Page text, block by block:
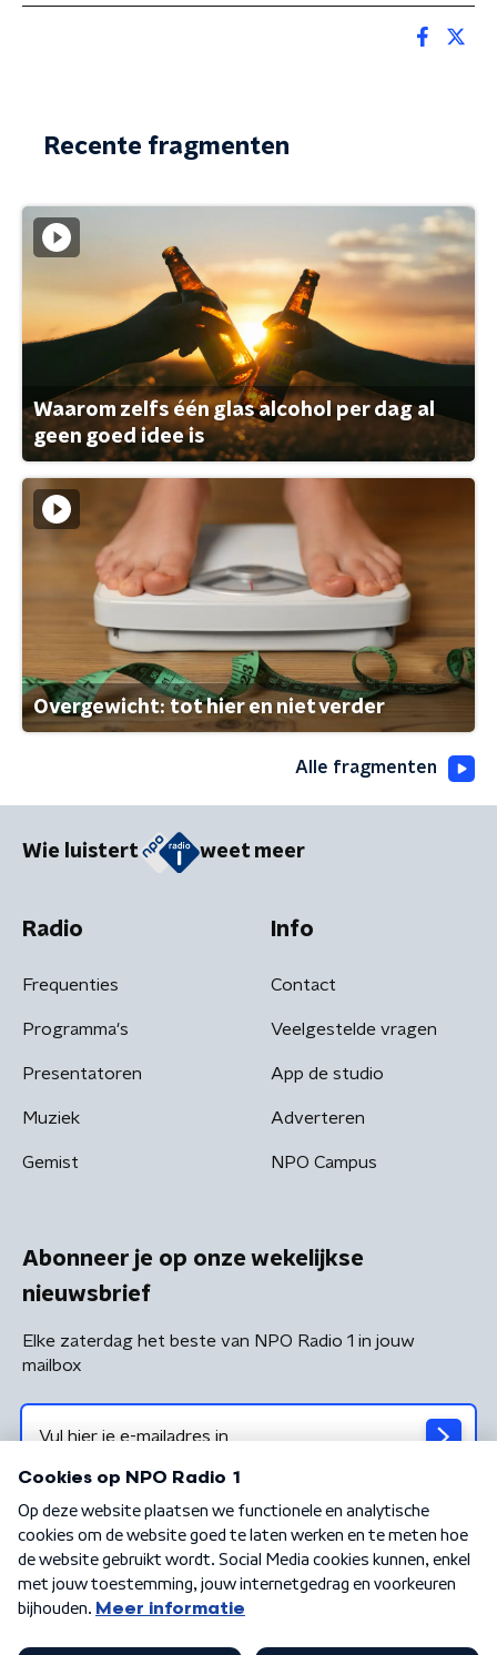
Recente fragmenten
Waarom zelfs één glas alcohol per dag al
geen goed idee is
Overgewicht: tot hier en niet verder
Alle fragmenten
Wie luistert weet meer
Radio
Frequenties
Programma's
Presentatoren
Muziek
Gemist
Info
Contact
Veelgestelde vragen
App de studio
Adverteren
NPO Campus
Abonneer je op onze wekelijkse
nieuwsbrief
Elke zaterdag het beste van NPO Radio 1 in jouw
mailbox
Algemene voorwaarden